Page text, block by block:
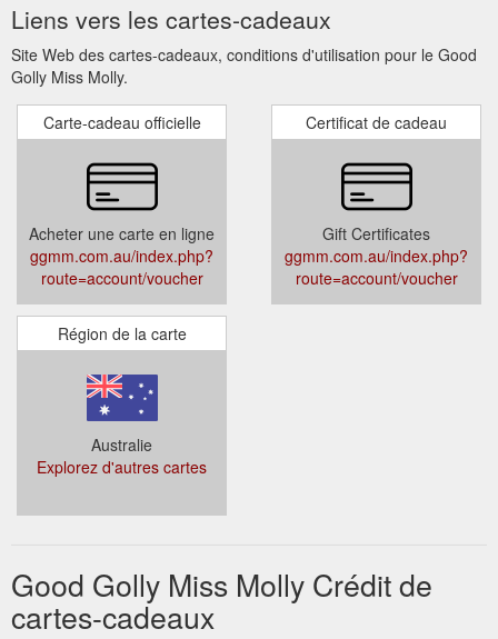
Liens vers les cartes-cadeaux
Site Web des cartes-cadeaux, conditions d'utilisation pour le Good
Golly Miss Molly.
Carte-cadeau officielle
Acheter une carte en ligne
ggmm.com.au/index.php?
route=account/voucher
Certificat de cadeau
Gift Certificates
ggmm.com.au/index.php?
route=account/voucher
Région de la carte
Australie
Explorez d'autres cartes
Good Golly Miss Molly Crédit de
cartes-cadeaux